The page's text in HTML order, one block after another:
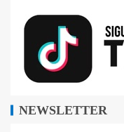
NEWSLETTER